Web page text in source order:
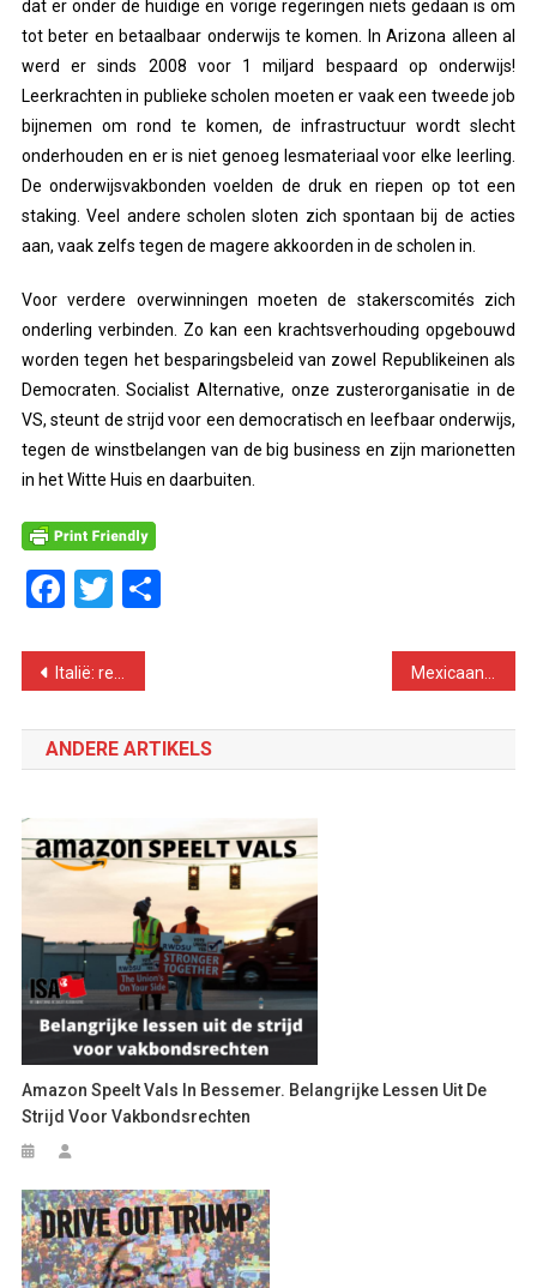
dat er onder de huidige en vorige regeringen niets gedaan is om
tot beter en betaalbaar onderwijs te komen. In Arizona alleen al
werd er sinds 2008 voor 1 miljard bespaard op onderwijs!
Leerkrachten in publieke scholen moeten er vaak een tweede job
bijnemen om rond te komen, de infrastructuur wordt slecht
onderhouden en er is niet genoeg lesmateriaal voor elke leerling.
De onderwijsvakbonden voelden de druk en riepen op tot een
staking. Veel andere scholen sloten zich spontaan bij de acties
aan, vaak zelfs tegen de magere akkoorden in de scholen in.
Voor verdere overwinningen moeten de stakerscomités zich
onderling verbinden. Zo kan een krachtsverhouding opgebouwd
worden tegen het besparingsbeleid van zowel Republikeinen als
Democraten. Socialist Alternative, onze zusterorganisatie in de
VS, steunt de strijd voor een democratisch en leefbaar onderwijs,
tegen de winstbelangen van de big business en zijn marionetten
in het Witte Huis en daarbuiten.
Facebook
Twitter
Delen
Bericht
navigatie
Italië: regering met extreemrechts gevormd
ANDERE ARTIKELS
Amazon Speelt Vals In Bessemer. Belangrijke Lessen Uit De
Strijd Voor Vakbondsrechten